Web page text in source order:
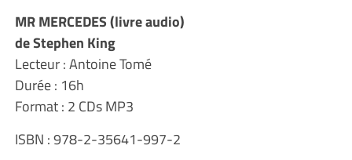
MR MERCEDES (livre audio)
de Stephen King
Lecteur : Antoine Tomé
Durée : 16h
Format : 2 CDs MP3
ISBN : 978-2-35641-997-2